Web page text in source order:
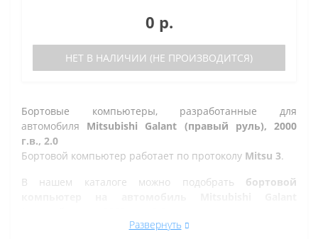
0 р.
НЕТ В НАЛИЧИИ (НЕ ПРОИЗВОДИТСЯ)
Бортовые компьютеры, разработанные для
автомобиля Mitsubishi Galant (правый руль), 2000
г.в., 2.0
Бортовой компьютер работает по протоколу Mitsu 3.
В нашем каталоге можно подобрать бортовой
Развернуть